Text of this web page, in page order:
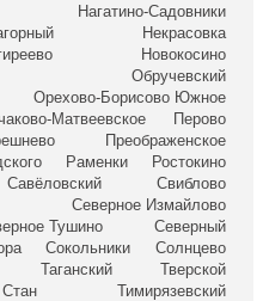
Нагатино-Садовники
Некрасовка
Новокосино
Обручевский
Орехово-Борисово Южное
Матвеевское
Перово
Преображенское
Раменки
Ростокино
Савёловский
Свиблово
Северное Измайлово
Тушино
Северный
Сокольники
Солнцево
Таганский
Тверской
Тимирязевский